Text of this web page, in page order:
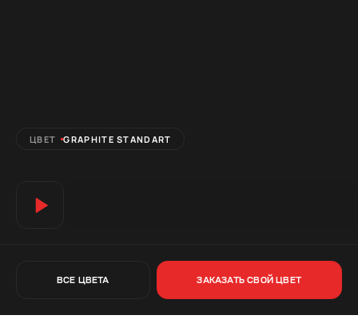
ВСЕ ЦВЕТА ЗАКАЗАТЬ СВОЙ ЦВЕТ
ЦВЕТ GRAPHITE STANDART